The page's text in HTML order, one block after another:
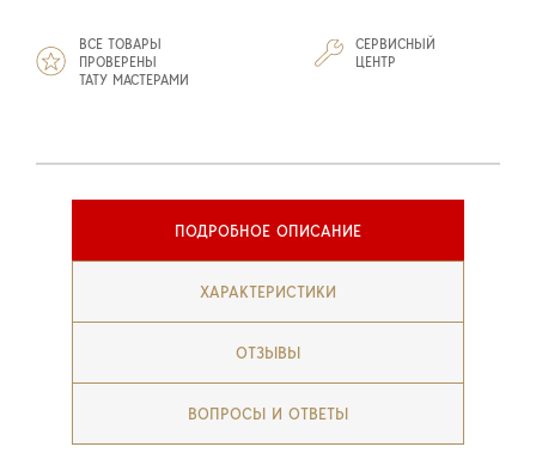
ВСЕ ТОВАРЫ
ПРОВЕРЕНЫ
ТАТУ МАСТЕРАМИ
СЕРВИСНЫЙ
ЦЕНТР
ПОДРОБНОЕ ОПИСАНИЕ
ХАРАКТЕРИСТИКИ
ОТЗЫВЫ
ВОПРОСЫ И ОТВЕТЫ